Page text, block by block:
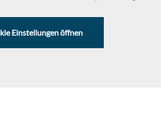
Einstellungen öffnen